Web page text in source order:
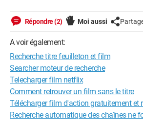
Répondre (2) Moi aussi
A voir également:
Recherche titre feuilleton et film
Searcher moteur de recherche
Telecharger film netflix
Comment retrouver un film sans le titre
Télécharger film d'action gratuitement et
Recherche automatique des chaînes ne